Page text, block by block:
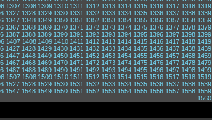
1307 1308 1309 1310 1311 1312 1313 1314 1315 1316 1317 1318 1319
1327 1328 1329 1330 1331 1332 1333 1334 1335 1336 1337 1338 1339
1347 1348 1349 1350 1351 1352 1353 1354 1355 1356 1357 1358 1359
1367 1368 1369 1370 1371 1372 1373 1374 1375 1376 1377 1378 1379
1387 1388 1389 1390 1391 1392 1393 1394 1395 1396 1397 1398 1399
1407 1408 1409 1410 1411 1412 1413 1414 1415 1416 1417 1418 1419
1427 1428 1429 1430 1431 1432 1433 1434 1435 1436 1437 1438 1439
1447 1448 1449 1450 1451 1452 1453 1454 1455 1456 1457 1458 1459
1467 1468 1469 1470 1471 1472 1473 1474 1475 1476 1477 1478 1479
1487 1488 1489 1490 1491 1492 1493 1494 1495 1496 1497 1498 1499
1507 1508 1509 1510 1511 1512 1513 1514 1515 1516 1517 1518 1519
1527 1528 1529 1530 1531 1532 1533 1534 1535 1536 1537 1538 1539
1547 1548 1549 1550 1551 1552 1553 1554 1555 1556 1557 1558 1559
1560